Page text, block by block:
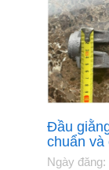
Đầu
chuẩn và
Ngày